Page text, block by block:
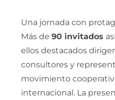
Una jornada con
Más de 90 invitados
ellos destacados
consultores y
movimiento
internacional. La